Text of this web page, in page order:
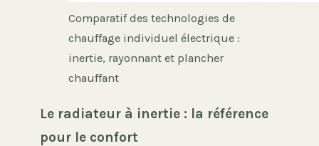
Comparatif des technologies de
chauffage individuel électrique :
inertie, rayonnant et plancher
chauffant
Le radiateur à inertie : la référence
pour le confort